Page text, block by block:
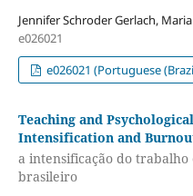
Jennifer Schroder Gerlach,
e026021
e026021 (Portuguese
Teaching and
Intensification and
a intensificação do
brasileiro